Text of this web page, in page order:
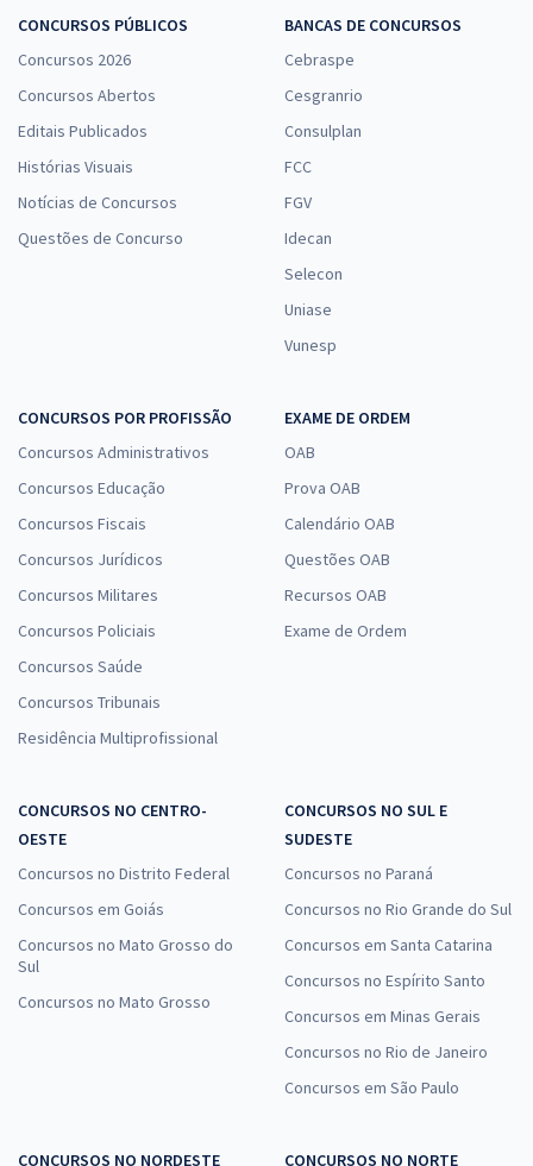
CONCURSOS PÚBLICOS
Concursos 2026
Concursos Abertos
Editais Publicados
Histórias Visuais
Notícias de Concursos
Questões de Concurso
BANCAS DE CONCURSOS
Cebraspe
Cesgranrio
Consulplan
FCC
FGV
Idecan
Selecon
Uniase
Vunesp
CONCURSOS POR PROFISSÃO
Concursos Administrativos
Concursos Educação
Concursos Fiscais
Concursos Jurídicos
Concursos Militares
Concursos Policiais
Concursos Saúde
Concursos Tribunais
Residência Multiprofissional
EXAME DE ORDEM
OAB
Prova OAB
Calendário OAB
Questões OAB
Recursos OAB
Exame de Ordem
CONCURSOS NO CENTRO-
OESTE
Concursos no Distrito Federal
Concursos em Goiás
Concursos no Mato Grosso do
Sul
Concursos no Mato Grosso
CONCURSOS NO SUL E
SUDESTE
Concursos no Paraná
Concursos no Rio Grande do Sul
Concursos em Santa Catarina
Concursos no Espírito Santo
Concursos em Minas Gerais
Concursos no Rio de Janeiro
Concursos em São Paulo
CONCURSOS NO NORDESTE
CONCURSOS NO NORTE